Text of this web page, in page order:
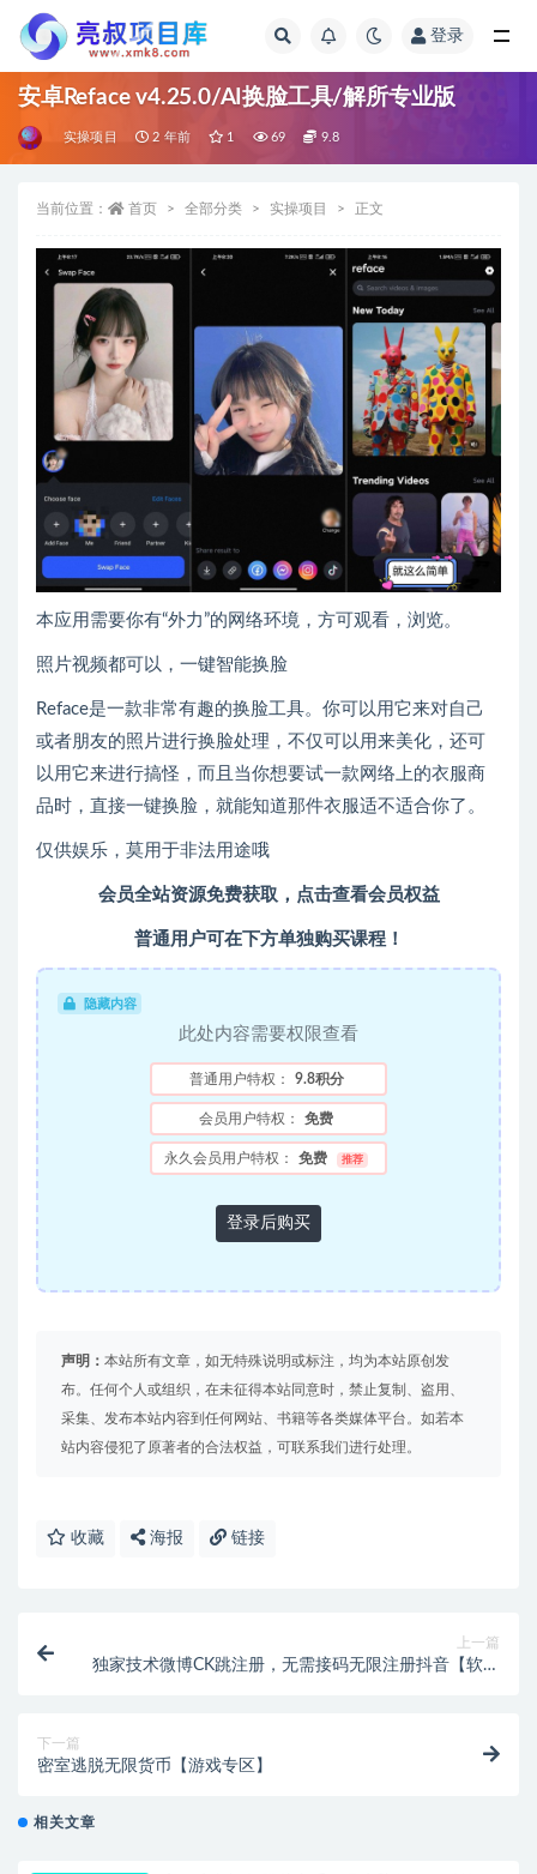
登录
安卓Reface v4.25.0/AI换脸工具/解所专业版
实操项目 2 年前 1 69 9.8
当前位置： 首页 全部分类 实操项目 正文
本应用需要你有“外力”的网络环境，方可观看，浏览。
照片视频都可以，一键智能换脸
Reface是一款非常有趣的换脸工具。你可以用它来对自己
或者朋友的照片进行换脸处理，不仅可以用来美化，还可
以用它来进行搞怪，而且当你想要试一款网络上的衣服商
品时，直接一键换脸，就能知道那件衣服适不适合你了。
仅供娱乐，莫用于非法用途哦
会员全站资源免费获取，点击查看会员权益
普通用户可在下方单独购买课程！
隐藏内容
此处内容需要权限查看
普通用户特权： 9.8积分
会员用户特权： 免费
永久会员用户特权： 免费 推荐
登录后购买
声明： 本站所有文章，如无特殊说明或标注，均为本站原创发
布。任何个人或组织，在未征得本站同意时，禁止复制、盗用、
采集、发布本站内容到任何网站、书籍等各类媒体平台。如若本
站内容侵犯了原著者的合法权益，可联系我们进行处理。
收藏 海报 链接
上一篇
独家技术微博CK跳注册，无需接码无限注册抖音【软件
下一篇
密室逃脱无限货币【游戏专区】
相关文章